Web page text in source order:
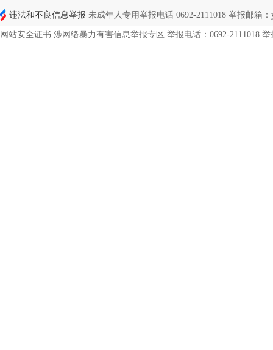
违法和不良信息举报 未成年人专用举报电话 0692-2111018 举报邮箱：
网站安全证书 涉网络暴力有害信息举报专区 举报电话：0692-2111018 举